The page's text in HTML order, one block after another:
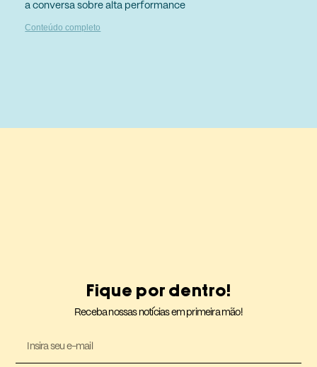
a conversa sobre alta performance
Conteúdo completo
Fique por dentro!
Receba nossas notícias em primeira mão!